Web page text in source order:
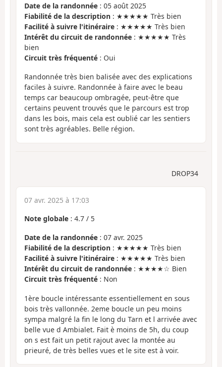
Date de la randonnée : 05 août 2025
Fiabilité de la description : ★★★★★ Très bien
Facilité à suivre l'itinéraire : ★★★★★ Très bien
Intérêt du circuit de randonnée : ★★★★★ Très
bien
Circuit très fréquenté : Oui
Randonnée très bien balisée avec des explications
faciles à suivre. Randonnée à faire avec le beau
temps car beaucoup ombragée, peut-être que
certains peuvent trouvés que le parcours est trop
dans les bois, mais cela est oublié car les sentiers
sont très agréables. Belle région.
DROP34
07 avr. 2025 à 17:03
Note globale : 4.7 / 5
Date de la randonnée : 07 avr. 2025
Fiabilité de la description : ★★★★★ Très bien
Facilité à suivre l'itinéraire : ★★★★★ Très bien
Intérêt du circuit de randonnée : ★★★★☆ Bien
Circuit très fréquenté : Non
1ère boucle intéressante essentiellement en sous
bois très vallonnée. 2eme boucle un peu moins
sympa malgré la fin le long du Tarn et l arrivée avec
belle vue d Ambialet. Fait è moins de 5h, du coup
on s est fait un petit rajout avec la montée au
prieuré, de très belles vues et le site est à voir.